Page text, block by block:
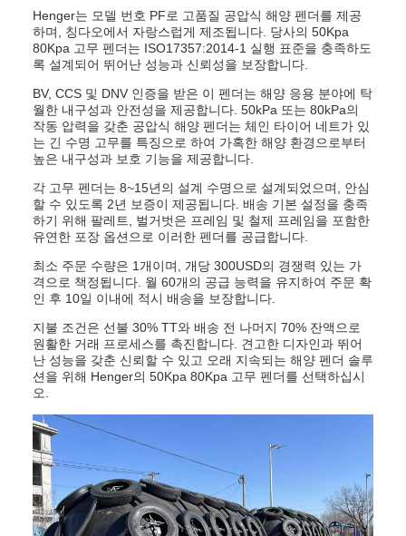
Henger는 모델 번호 PF로 고품질 공압식 해양 펜더를 제공
하며, 칭다오에서 자랑스럽게 제조됩니다. 당사의 50Kpa
80Kpa 고무 펜더는 ISO17357:2014-1 실행 표준을 충족하도
록 설계되어 뛰어난 성능과 신뢰성을 보장합니다.
BV, CCS 및 DNV 인증을 받은 이 펜더는 해양 응용 분야에 탁
월한 내구성과 안전성을 제공합니다. 50kPa 또는 80kPa의
작동 압력을 갖춘 공압식 해양 펜더는 체인 타이어 네트가 있
는 긴 수명 고무를 특징으로 하여 가혹한 해양 환경으로부터
높은 내구성과 보호 기능을 제공합니다.
각 고무 펜더는 8~15년의 설계 수명으로 설계되었으며, 안심
할 수 있도록 2년 보증이 제공됩니다. 배송 기본 설정을 충족
하기 위해 팔레트, 벌거벗은 프레임 및 철제 프레임을 포함한
유연한 포장 옵션으로 이러한 펜더를 공급합니다.
최소 주문 수량은 1개이며, 개당 300USD의 경쟁력 있는 가
격으로 책정됩니다. 월 60개의 공급 능력을 유지하여 주문 확
인 후 10일 이내에 적시 배송을 보장합니다.
지불 조건은 선불 30% TT와 배송 전 나머지 70% 잔액으로
원활한 거래 프로세스를 촉진합니다. 견고한 디자인과 뛰어
난 성능을 갖춘 신뢰할 수 있고 오래 지속되는 해양 펜더 솔루
션을 위해 Henger의 50Kpa 80Kpa 고무 펜더를 선택하십시
오.